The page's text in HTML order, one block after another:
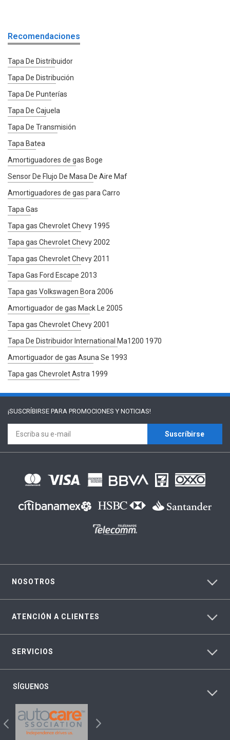
Recomendaciones
Tapa De Distribuidor
Tapa De Distribución
Tapa De Punterías
Tapa De Cajuela
Tapa De Transmisión
Tapa Batea
Amortiguadores de gas Boge
Sensor De Flujo De Masa De Aire Maf
Amortiguadores de gas para Carro
Tapa Gas
Tapa gas Chevrolet Chevy 1995
Tapa gas Chevrolet Chevy 2002
Tapa gas Chevrolet Chevy 2011
Tapa Gas Ford Escape 2013
Tapa gas Volkswagen Bora 2006
Amortiguador de gas Mack Le 2005
Tapa gas Chevrolet Chevy 2001
Tapa De Distribuidor International Ma1200 1970
Amortiguador de gas Asuna Se 1993
Tapa gas Chevrolet Astra 1999
¡SUSCRÍBIRSE PARA PROMOCIONES Y NOTICIAS!
Suscríbirse
NOSOTROS
ATENCIÓN A CLIENTES
SERVICIOS
SÍGUENOS